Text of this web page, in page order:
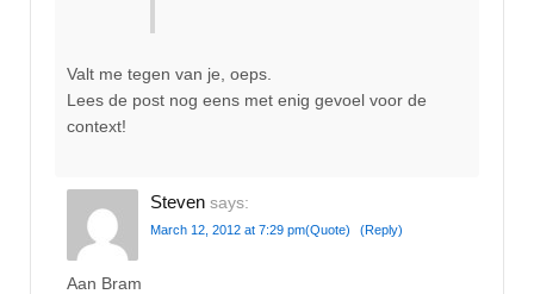
Valt me tegen van je, oeps.
Lees de post nog eens met enig gevoel voor de
context!
Steven says:
March 12, 2012 at 7:29 pm(Quote) (Reply)
Aan Bram